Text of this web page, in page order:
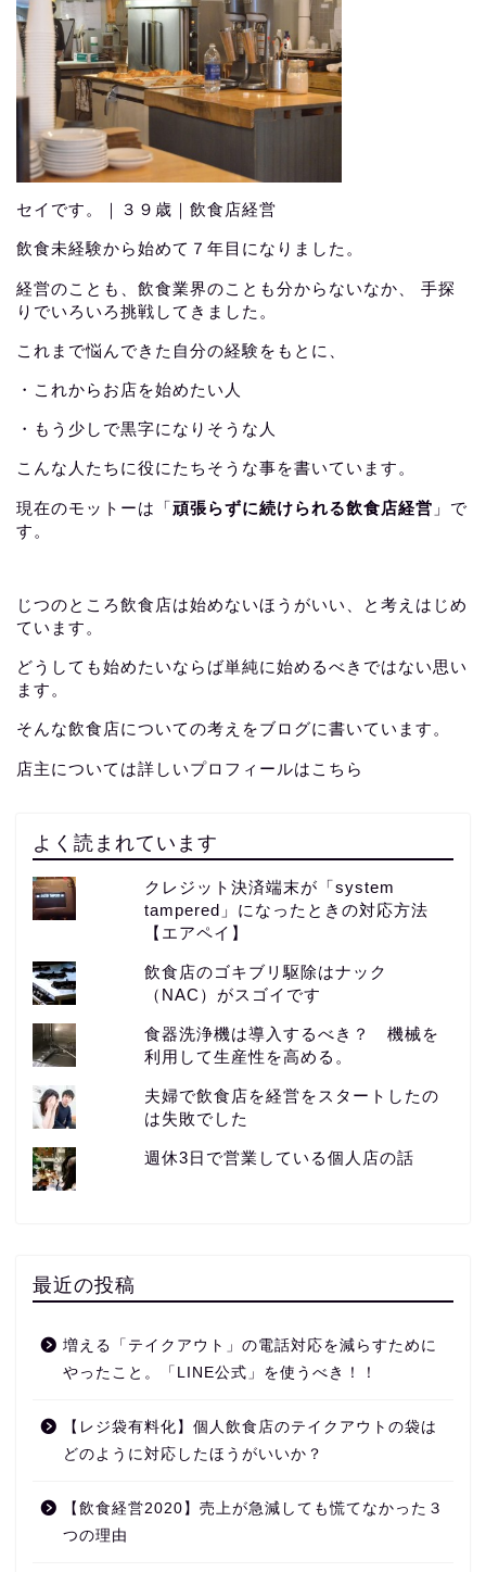
セイです。｜３９歳｜飲食店経営
飲食未経験から始めて７年目になりました。
経営のことも、飲食業界のことも分からないなか、 手探
りでいろいろ挑戦してきました。
これまで悩んできた自分の経験をもとに、
・これからお店を始めたい人
・もう少しで黒字になりそうな人
こんな人たちに役にたちそうな事を書いています。
現在のモットーは「頑張らずに続けられる飲食店経営 」で
す。
じつのところ飲食店は始めないほうがいい、と考えはじめ
ています。
どうしても始めたいならば単純に始めるべきではない思い
ます。
そんな飲食店についての考えをブログに書いています。
店主については詳しいプロフィールはこちら
よく読まれています
クレジット決済端末が「system
tampered」になったときの対応方法
【エアペイ】
飲食店のゴキブリ駆除はナック
（NAC）がスゴイです
食器洗浄機は導入するべき？ 機械を
利用して生産性を高める。
夫婦で飲食店を経営をスタートしたの
は失敗でした
週休3日で営業している個人店の話
最近の投稿
増える「テイクアウト」の電話対応を減らすために
やったこと。「LINE公式」を使うべき！！
【レジ袋有料化】個人飲食店のテイクアウトの袋は
どのように対応したほうがいいか？
【飲食経営2020】売上が急減しても慌てなかった３
つの理由